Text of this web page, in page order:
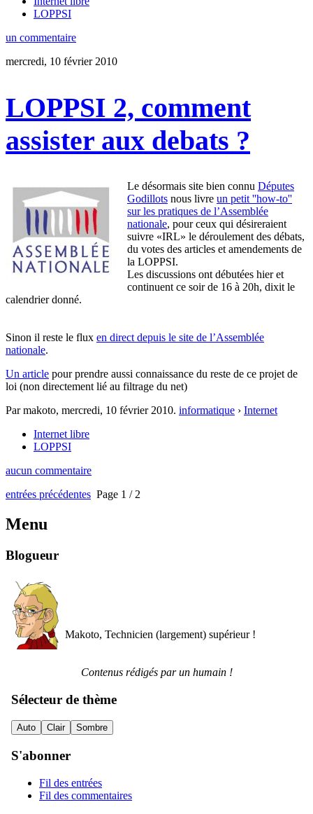
LOPPSI
un commentaire
mercredi, 10 février 2010
LOPPSI 2, comment
assister aux debats ?
Le désormais site bien connu Députes
Godillots nous livre un petit ''how-to''
sur les pratiques de l’Assemblée
nationale, pour ceux qui désireraient
suivre «IRL» le déroulement des débats,
du votes des articles et amendements de
la LOPPSI.
Les discussions ont débutées hier et
continuent ce soir de 16 à 20h, dixit le
calendrier donné.
Sinon il reste le flux en direct depuis le site de l’Assemblée
nationale.
Un article pour prendre aussi connaissance du reste de ce projet de
loi (non directement lié au filtrage du net)
Par makoto, mercredi, 10 février 2010. informatique › Internet
Internet libre
LOPPSI
aucun commentaire
entrées précédentes Page 1 / 2
Menu
Blogueur
Makoto, Technicien (largement) supérieur !
Contenus rédigés par un humain !
Sélecteur de thème
Auto Clair Sombre
S'abonner
Fil des entrées
Fil des commentaires